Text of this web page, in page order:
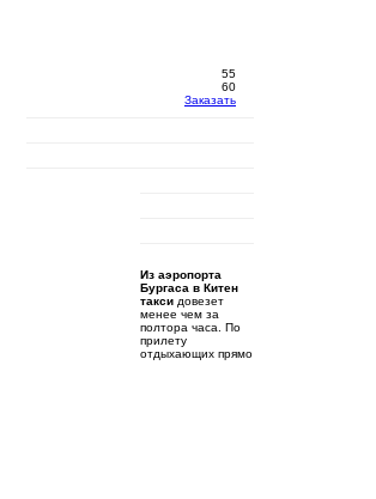
55
60
Заказать
Из аэропорта
Бургаса в Китен
такси довезет
менее чем за
полтора часа. По
прилету
отдыхающих прямо